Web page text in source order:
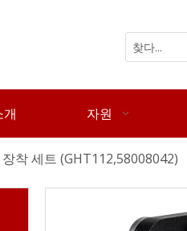
개 자원
장착 세트 (GHT112,58008042)